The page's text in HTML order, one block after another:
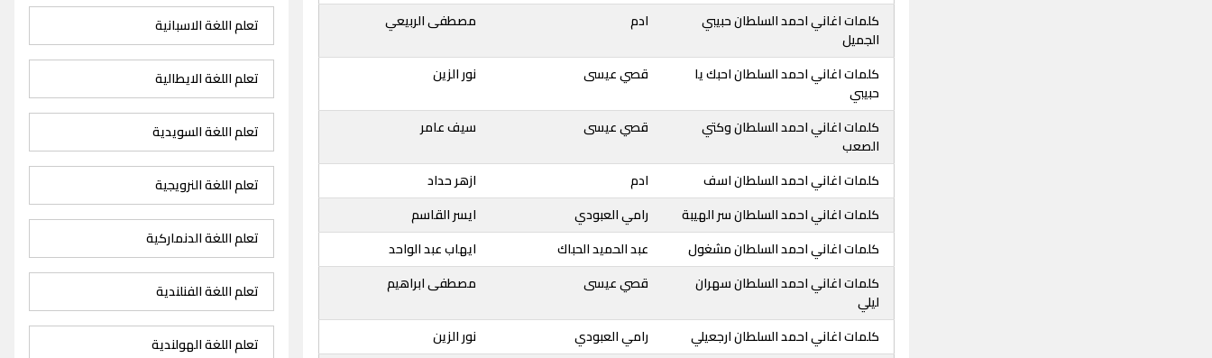
كلمات اغاني احمد السلطان حبيبي
الجميل
ادم مصطفى الربيعي
كلمات اغاني احمد السلطان احبك يا
حبيبي
قصي عيسى نور الزين
كلمات اغاني احمد السلطان وكتي
الصعب
قصي عيسى سيف عامر
كلمات اغاني احمد السلطان اسف ادم
ازهر حداد
كلمات اغاني احمد السلطان سر الهيبة
رامي العبودي
ايسر القاسم
كلمات اغاني احمد السلطان مشغول
عبد الحميد الحباك
ايهاب عبد الواحد
كلمات اغاني احمد السلطان سهران
ليلي
قصي عيسى مصطفى ابراهيم
كلمات اغاني احمد السلطان ارجعيلي رامي العبودي
نور الزين
تعلم اللغة الاسبانية
تعلم اللغة الايطالية
تعلم اللغة السويدية
تعلم اللغة النرويجية
تعلم اللغة الدنماركية
تعلم اللغة الفنلندية
تعلم اللغة الهولندية